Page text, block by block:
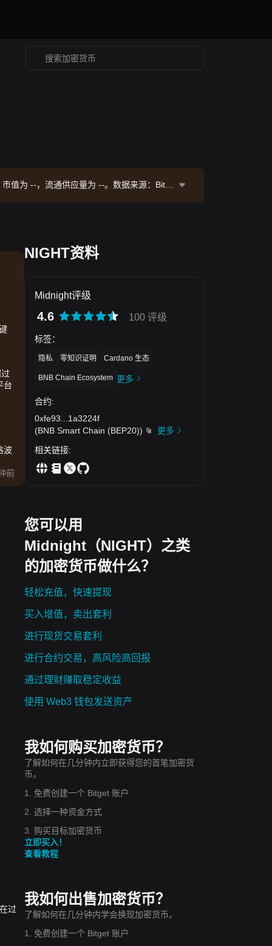
值为 --，流通供应量为 --。数据来源：Bitge
台
波
前
过
NIGHT资料
Midnight评级
4.6 100 评级
标签：
隐私 零知识证明 Cardano 生态
BNB Chain Ecosystem 更多
合约:
0xfe93
1a3224f
(BNB Smart Chain (BEP20))
更多
相关链接:
您可以用
Midnight（NIGHT）之类
的加密货币做什么？
轻松充值，快速提现
买入增值，卖出套利
进行现货交易套利
进行合约交易，高风险高回报
通过理财赚取稳定收益
使用 Web3 钱包发送资产
我如何购买加密货币？
了解如何在几分钟内立即获得您的首笔加密货
币。
1. 免费创建一个 Bitget 账户
2. 选择一种资金方式
3. 购买目标加密货币
立即买入！
查看教程
我如何出售加密货币？
了解如何在几分钟内学会换现加密货币。
1. 免费创建一个 Bitget 账户